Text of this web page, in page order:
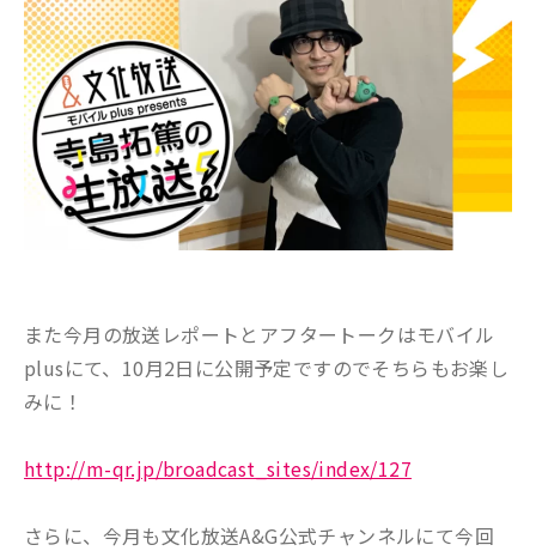
また今月の放送レポートとアフタートークはモバイル
plusにて、10月2日に公開予定ですのでそちらもお楽し
みに！
http://m-qr.jp/broadcast_sites/index/127
さらに、今月も文化放送A&G公式チャンネルにて今回